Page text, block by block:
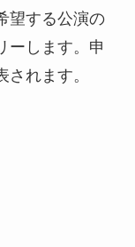
望する公演の
ーします。申
れます。